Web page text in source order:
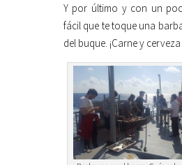
Y por último y con un
fácil que te toque una
del buque. ¡Carne y